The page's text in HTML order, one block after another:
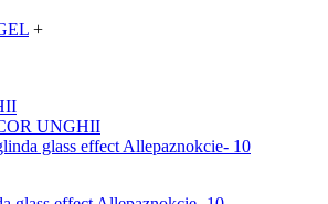
+
UNGHII
glass effect Allepaznokcie- 10